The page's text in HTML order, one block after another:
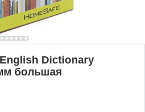
Dictionary
большая